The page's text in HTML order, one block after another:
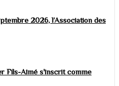
2026, l’Association des
Fils-Aimé s'inscrit comme